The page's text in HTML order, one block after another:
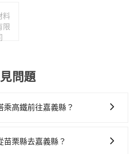
料
限
問題
高鐵前往嘉義縣？
車前往高鐵站！不過從最早一班
栗縣去嘉義縣？